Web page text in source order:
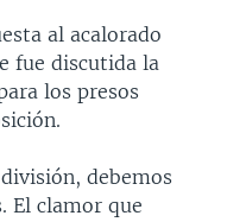
al acalorado
fue discutida la
los presos
debemos
El clamor que